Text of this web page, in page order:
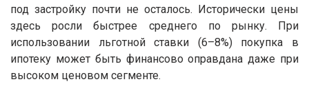
под застройку почти не осталось. Исторически цены
здесь росли быстрее среднего по рынку. При
использовании льготной ставки (6–8%) покупка в
ипотеку может быть финансово оправдана даже при
высоком ценовом сегменте.